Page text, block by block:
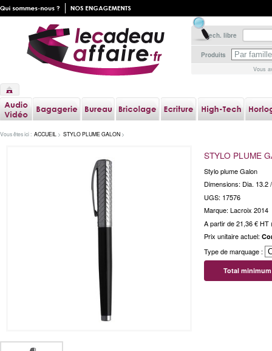
Rech. libre
Produits
Vous
Vous êtes ici : ACCUEIL > STYLO PLUME GALON >
STYLO PLUME
Stylo plume Galon
Dimensions: Dia. 13.2
UGS: 17576
Marque: Lacroix 2014
A partir de21,36 € HT
Prix unitaire actuel:
Type de marquage :
Total